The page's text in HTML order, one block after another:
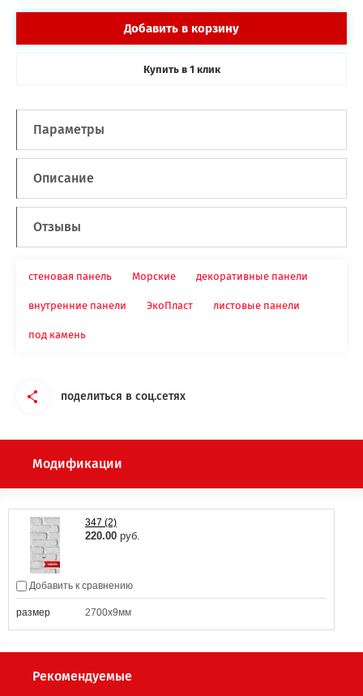
Добавить в корзину
Купить в 1 клик
Параметры
Описание
Отзывы
стеновая панель Морские декоративные панели
внутренние панели ЭкоПласт листовые панели
под камень
поделиться в соц.сетях
Модификации
347 (2)
220.00 руб.
Добавить к сравнению
размер 2700х9мм
Рекомендуемые